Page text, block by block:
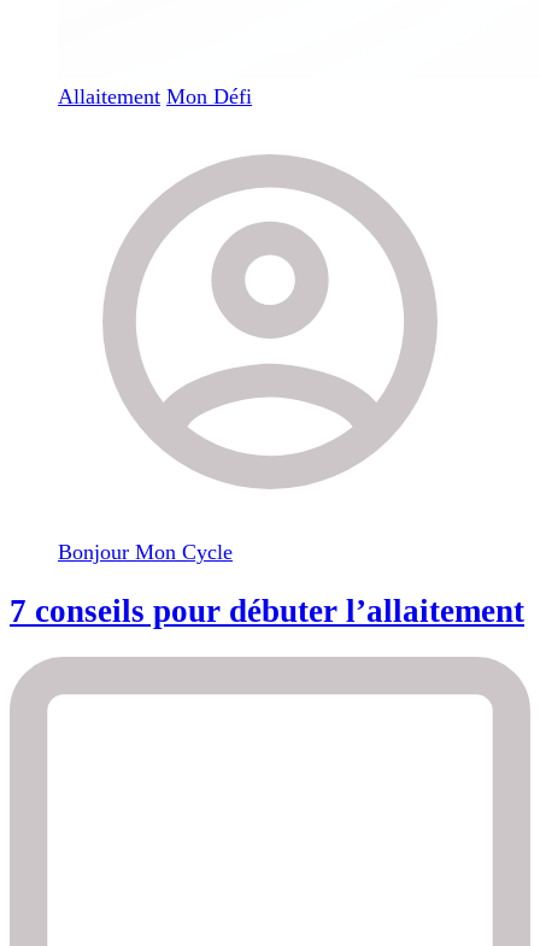
Allaitement Mon Défi
Bonjour Mon Cycle
7 conseils pour débuter l’allaitement